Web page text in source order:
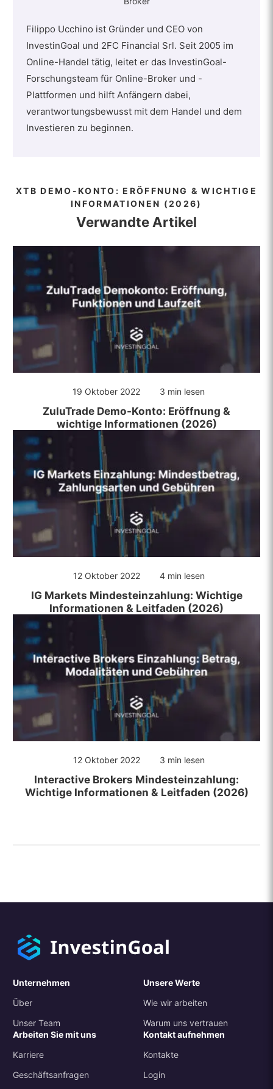
Filippo Ucchino ist Gründer und CEO von
InvestinGoal und 2FC Financial Srl. Seit 2005 im
Online-Handel tätig, leitet er das InvestinGoal-
Forschungsteam für Online-Broker und -
Plattformen und hilft Anfängern dabei,
verantwortungsbewusst mit dem Handel und dem
Investieren zu beginnen.
XTB DEMO-KONTO: ERÖFFNUNG & WICHTIGE
INFORMATIONEN (2026)
Verwandte Artikel
19 Oktober 2022 3 min lesen
ZuluTrade Demo-Konto: Eröffnung &
wichtige Informationen (2026)
12 Oktober 2022 4 min lesen
IG Markets Mindesteinzahlung: Wichtige
Informationen & Leitfaden (2026)
12 Oktober 2022 3 min lesen
Interactive Brokers Mindesteinzahlung:
Wichtige Informationen & Leitfaden (2026)
Unternehmen
Über
Unser Team
Unsere Werte
Wie wir arbeiten
Warum uns vertrauen
Arbeiten Sie mit uns
Karriere
Geschäftsanfragen
Kontakt aufnehmen
Kontakte
Login